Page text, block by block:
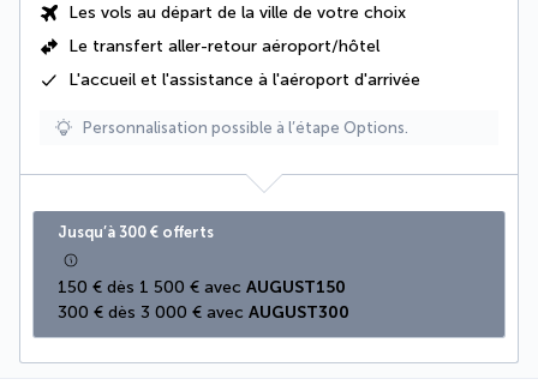
Les vols au départ de la ville de votre choix
Le transfert aller-retour aéroport/hôtel
L'accueil et l'assistance à l'aéroport d'arrivée
Personnalisation possible à l’étape Options.
Jusqu’à 300 € offerts
150 € dès 1 500 € avec AUGUST150
300 € dès 3 000 € avec AUGUST300